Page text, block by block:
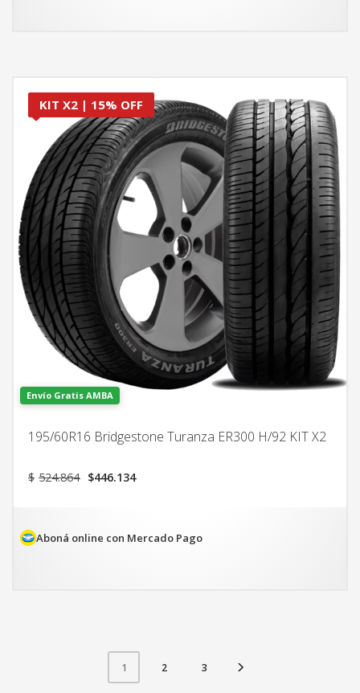
KIT X2 | 15% OFF
Envío Gratis AMBA
195/60R16 Bridgestone Turanza ER300 H/92 KIT X2
$ 524.864 El
$524.864.
$446.134El
$446.134.
Aboná online con Mercado Pago
1 2 3